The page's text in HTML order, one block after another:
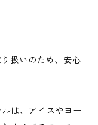
扱いのため、安心
は、アイスやヨー